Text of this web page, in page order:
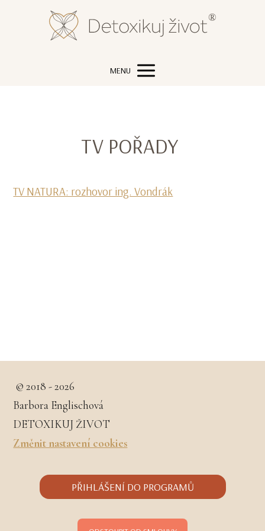
MENU
TV POŘADY
TV NATURA: rozhovor ing. Vondrák
© 2018 - 2026
Barbora Englischová
DETOXIKUJ ŽIVOT
Změnit nastavení cookies
PŘIHLÁŠENÍ DO PROGRAMŮ